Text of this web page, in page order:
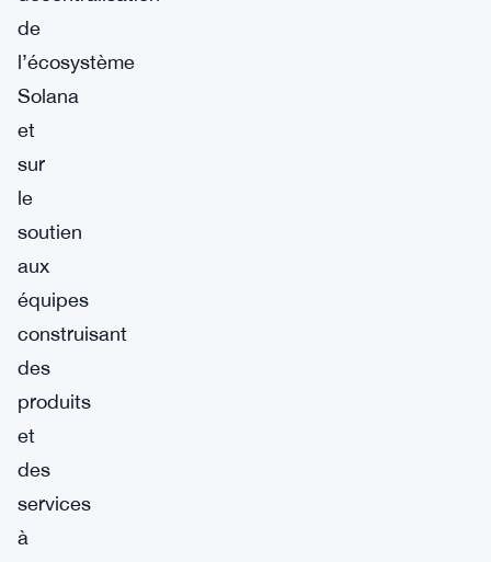
de
l’écosystème
Solana
et
sur
le
soutien
aux
équipes
construisant
des
produits
et
des
services
à